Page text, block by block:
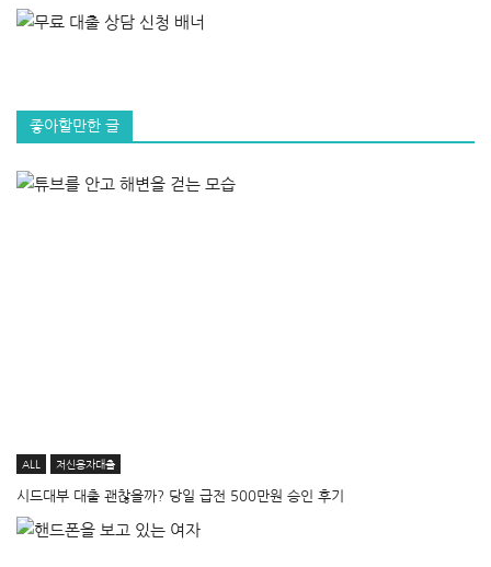
좋아할만한 글
ALL 저신용자대출
시드대부 대출 괜찮을까? 당일 급전 500만원 승인 후기